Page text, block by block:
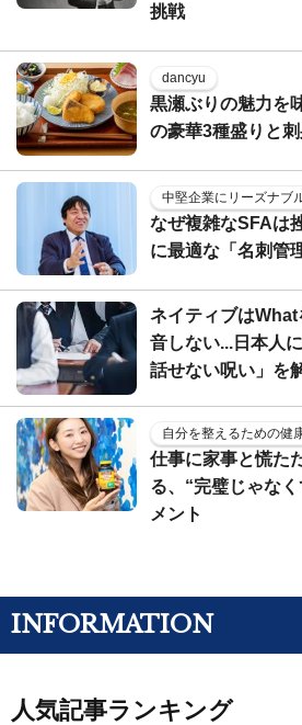
挑戦
dancyu
黒瀬ぶりの魅力を
の豪華3種盛りと
中堅企業にリーズナブ
なぜ複雑なSFAは
に最適な「名刺管
ネイティブは
音しない...日本人
話せない呪い」を
自分を整えるための健
仕事に家事と慌た
る、“完璧じゃな
メント
INFORMATION
人気記事ランキング